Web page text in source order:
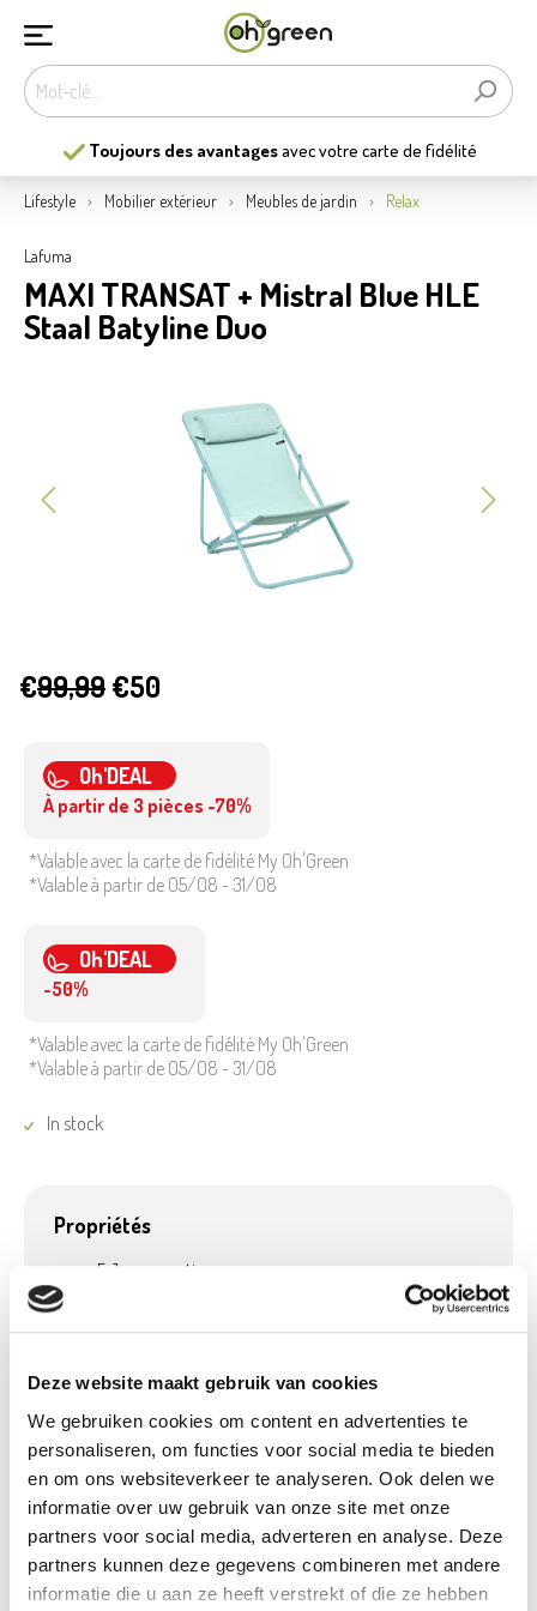
Deze website maakt gebruik van cookies
We gebruiken cookies om content en advertenties te
personaliseren, om functies voor social media te bieden
en om ons websiteverkeer te analyseren. Ook delen we
informatie over uw gebruik van onze site met onze
partners voor social media, adverteren en analyse. Deze
partners kunnen deze gegevens combineren met andere
informatie die u aan ze heeft verstrekt of die ze hebben
Toujours des avantagesavec votre carte de fidélité
Lifestyle Mobilier extérieur Meubles de jardin Relax
Lafuma
MAXI TRANSAT + Mistral Blue HLE
Staal Batyline Duo
€99,99€50
Oh'DEAL
À partir de 3 pièces -70%
*Valable avec la carte de fidélité My Oh'Green
*Valable à partir de 05/08 - 31/08
Oh'DEAL
-50%
*Valable avec la carte de fidélité My Oh'Green
*Valable à partir de 05/08 - 31/08
In stock
Propriétés
5 Jaar garantie
Détails du produit
Payable avec
écochèques:
Non
Poids:
4,10 kg
Hauteur (cm):
83 cm
Largeur (cm):
62 cm